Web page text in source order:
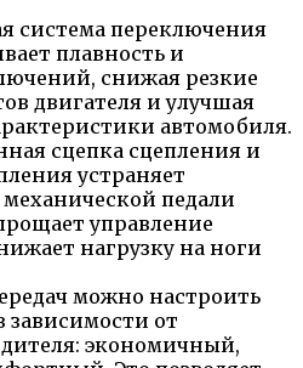
система переключения
плавность и
снижая резкие
двигателя и улучшая
автомобиля.
сцепка сцепления и
устраняет
педали
управление
нагрузку на ноги
можно настроить
зависимости от
экономичный,